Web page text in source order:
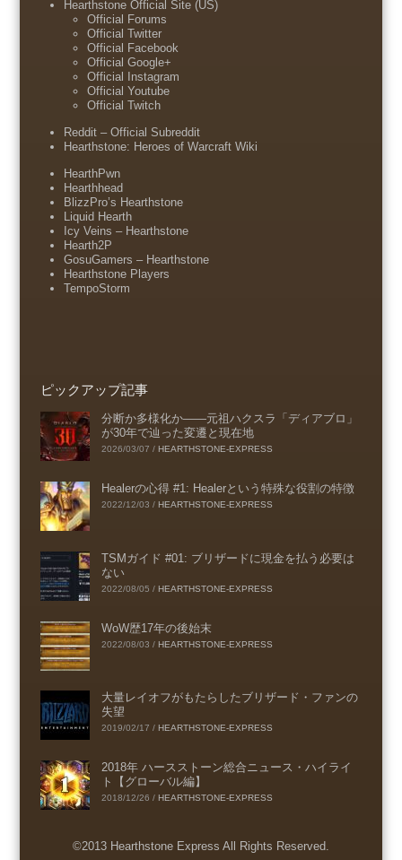
Hearthstone Official Site (US)
Official Forums
Official Twitter
Official Facebook
Official Google+
Official Instagram
Official Youtube
Official Twitch
Reddit – Official Subreddit
Hearthstone: Heroes of Warcraft Wiki
HearthPwn
Hearthhead
BlizzPro’s Hearthstone
Liquid Hearth
Icy Veins – Hearthstone
Hearth2P
GosuGamers – Hearthstone
Hearthstone Players
TempoStorm
ピックアップ記事
分断か多様化か――元祖ハクスラ「ディアブロ」
が30年で辿った変遷と現在地
2026/03/07 / HEARTHSTONE-EXPRESS
Healerの心得 #1: Healerという特殊な役割の特徴
2022/12/03 / HEARTHSTONE-EXPRESS
TSMガイド #01: ブリザードに現金を払う必要は
ない
2022/08/05 / HEARTHSTONE-EXPRESS
WoW歴17年の後始末
2022/08/03 / HEARTHSTONE-EXPRESS
大量レイオフがもたらしたブリザード・ファンの
失望
2019/02/17 / HEARTHSTONE-EXPRESS
2018年 ハースストーン総合ニュース・ハイライ
ト【グローバル編】
2018/12/26 / HEARTHSTONE-EXPRESS
©2013 Hearthstone Express All Rights Reserved.